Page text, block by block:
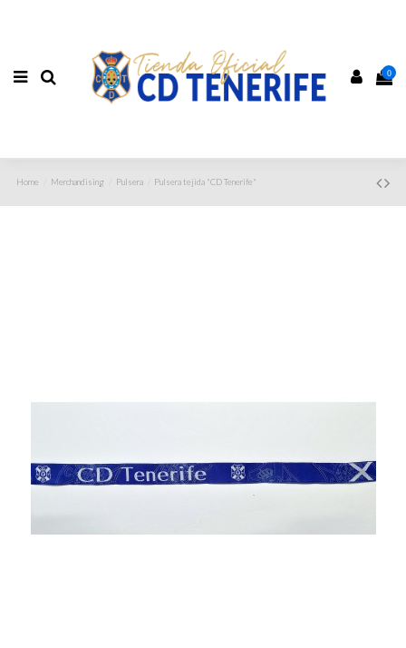
0
Home Merchandising Pulsera Pulsera tejida "CD Tenerife"